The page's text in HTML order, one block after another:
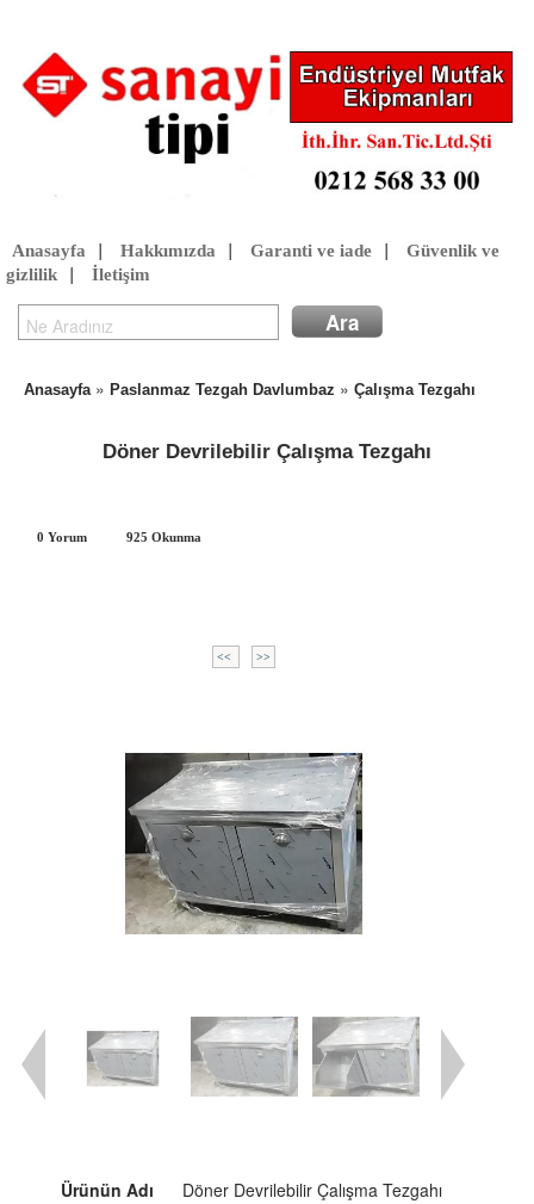
Anasayfa Hakkımızda Garanti ve iade
Güvenlik ve
gizlilik
İletişim
Anasayfa» Paslanmaz Tezgah Davlumbaz » Çalışma Tezgahı
Döner Devrilebilir Çalışma Tezgahı
0 Yorum 925 Okunma
<< >>
Ürünün Adı Döner Devrilebilir Çalışma Tezgahı